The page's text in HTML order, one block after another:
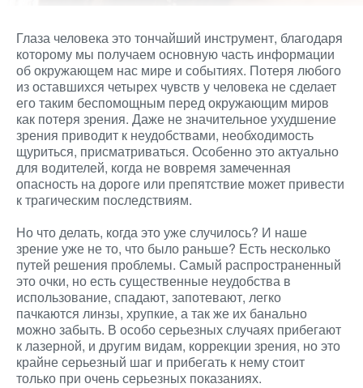
Глаза человека это тончайший инструмент, благодаря
которому мы получаем основную часть информации
об окружающем нас мире и событиях. Потеря любого
из оставшихся четырех чувств у человека не сделает
его таким беспомощным перед окружающим миров
как потеря зрения. Даже не значительное ухудшение
зрения приводит к неудобствами, необходимость
щуриться, присматриваться. Особенно это актуально
для водителей, когда не вовремя замеченная
опасность на дороге или препятствие может привести
к трагическим последствиям.
Но что делать, когда это уже случилось? И наше
зрение уже не то, что было раньше? Есть несколько
путей решения проблемы. Самый распространенный
это очки, но есть существенные неудобства в
использование, спадают, запотевают, легко
пачкаются линзы, хрупкие, а так же их банально
можно забыть. В особо серьезных случаях прибегают
к лазерной, и другим видам, коррекции зрения, но это
крайне серьезный шаг и прибегать к нему стоит
только при очень серьезных показаниях.